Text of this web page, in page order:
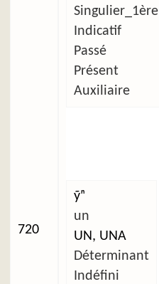
720
Singulier_1ère
Indicatif
Passé
Présent
Auxiliaire
ỹⁿ
un
UN, UNA
Déterminant
Indéfini